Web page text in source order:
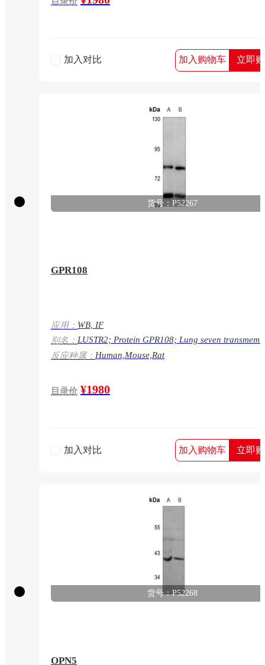
加入对比 加入购物车 立即
货号：P52267
GPR108
应用： WB, IF
别名： LUSTR2; Protein GPR108; Lung seven
receptor 2;GPR108
反应种属： Human,Mouse,Rat
目录价 ¥1980
加入对比 加入购物车 立即
货号：P52268
OPN5